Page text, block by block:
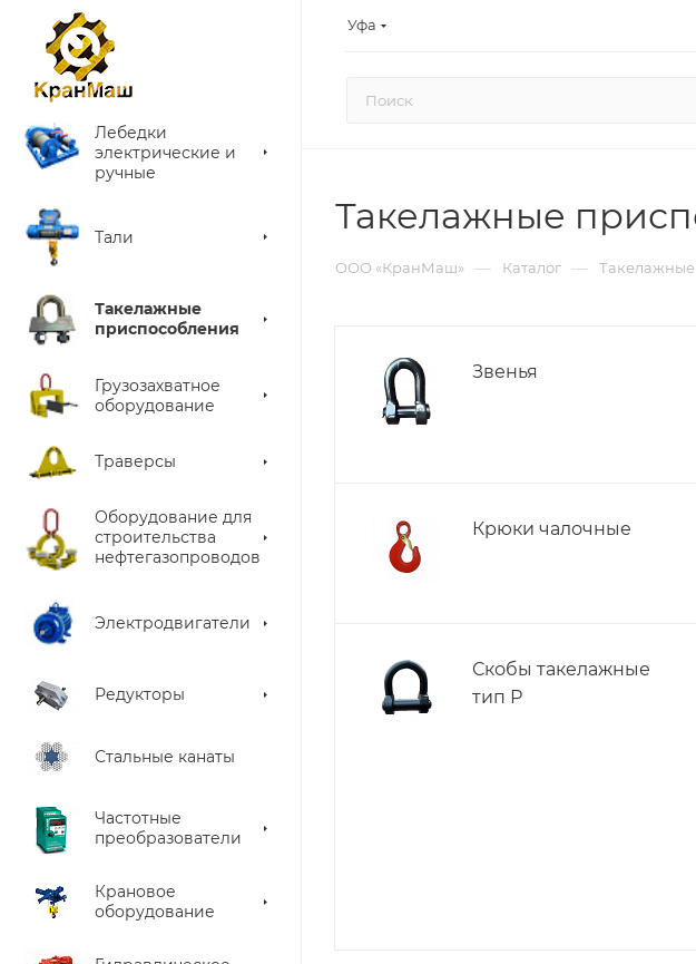
Уфа
Лебедки
электрические и
ручные
Тали
Такелажные
приспособления
Грузозахватное
оборудование
Траверсы
Оборудование для
строительства
нефтегазопроводов
Электродвигатели
Редукторы
Стальные канаты
Частотные
преобразователи
Крановое
оборудование
Такелажные
ООО «КранМаш» — Каталог —
Звенья
Крюки чалочные
Скобы такелажные
тип Р